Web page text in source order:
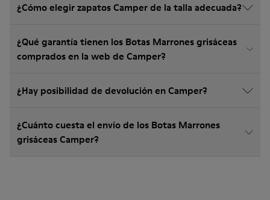
¿Cómo elegir zapatos Camper de la talla adecuada?
¿Qué garantía tienen los Botas Marrones grisáceas
comprados en la web de Camper?
¿Hay posibilidad de devolución en Camper?
¿Cuánto cuesta el envío de los Botas Marrones
grisáceas Camper?